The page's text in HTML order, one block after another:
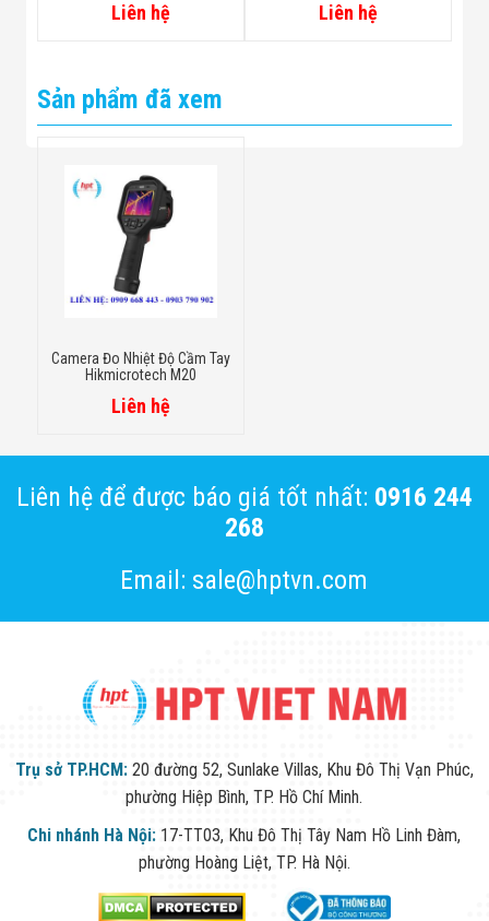
Liên hệ Liên hệ
Sản phẩm đã xem
Camera Đo Nhiệt Độ Cầm Tay
Hikmicrotech M20
Liên hệ
Liên hệ để được báo giá tốt nhất: 0916 244
268
Email: sale@hptvn.com
Trụ sở TP.HCM: 20 đường 52, Sunlake Villas, Khu Đô Thị Vạn Phúc,
phường Hiệp Bình, TP. Hồ Chí Minh.
Chi nhánh Hà Nội: 17-TT03, Khu Đô Thị Tây Nam Hồ Linh Đàm,
phường Hoàng Liệt, TP. Hà Nội.